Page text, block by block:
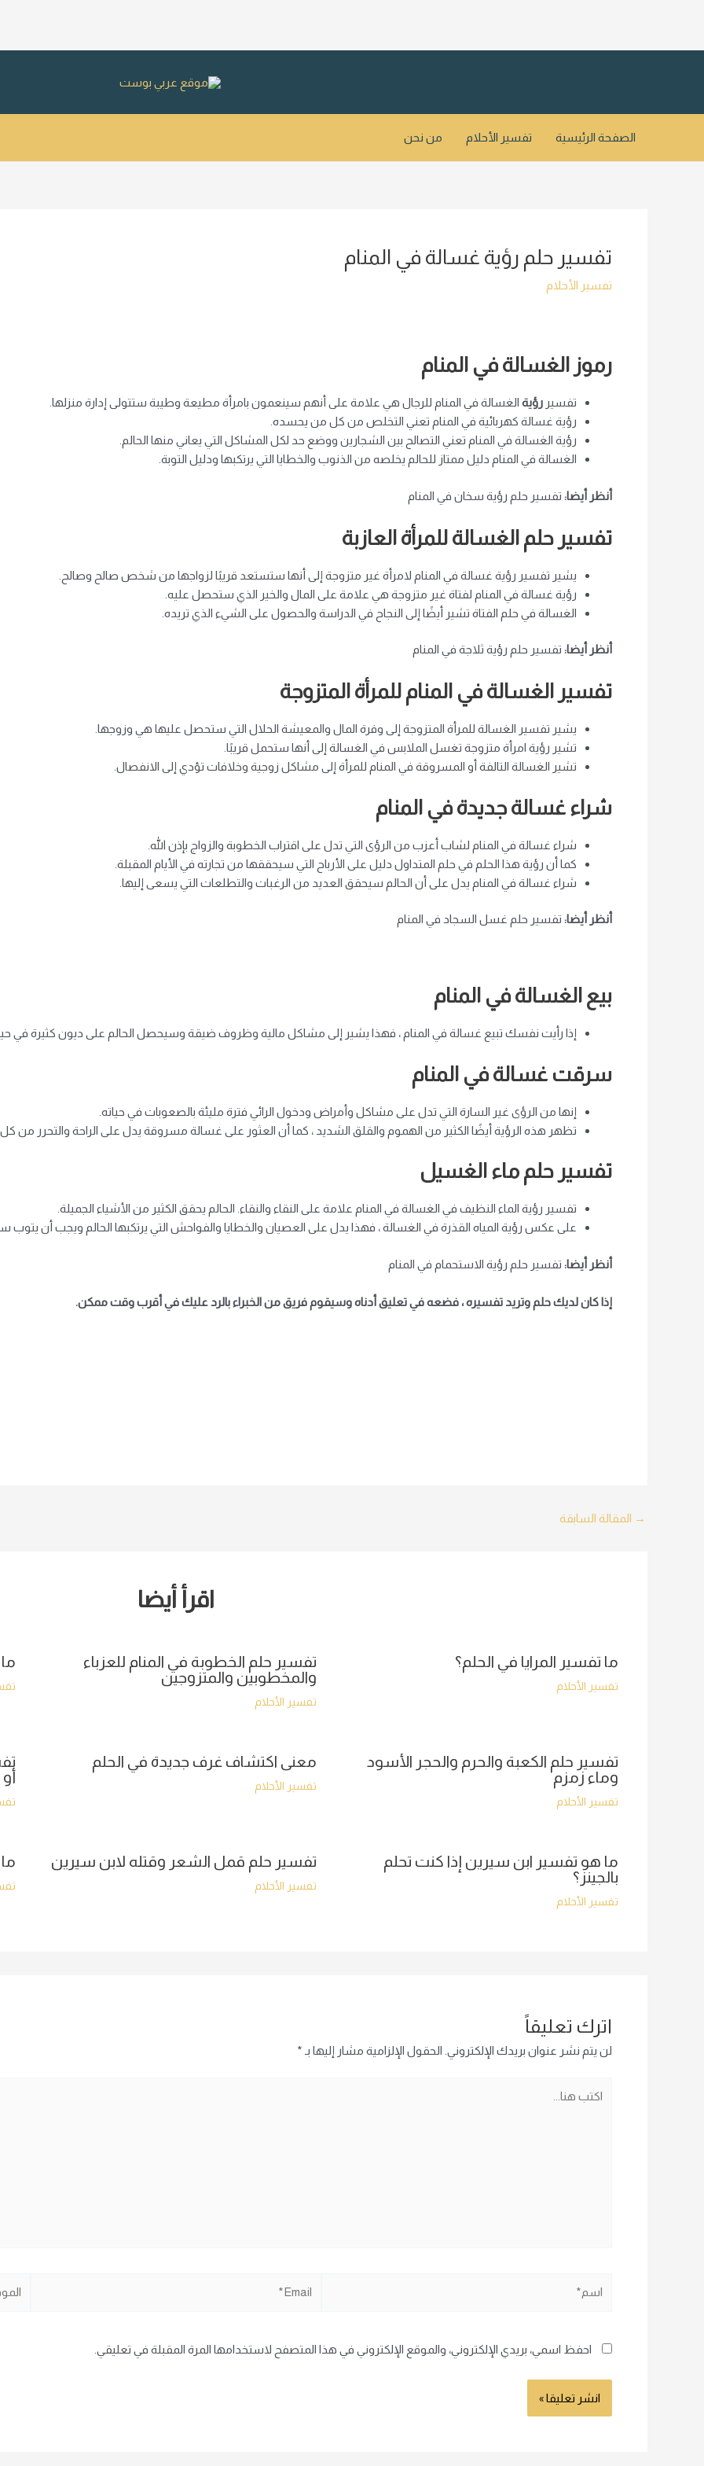
الصفحة الرئيسية تفسير الأحلام من نحن
تفسير حلم رؤية غسالة في المنام
تفسير الأحلام
رموز الغسالة في المنام
تفسير رؤية الغسالة في المنام للرجال هي علامة على أنهم سينعمون بامرأة مطيعة وطيبة ستتولى إدارة منزلها.
رؤية غسالة كهربائية في المنام تعني التخلص من كل من يحسده.
رؤية الغسالة في المنام تعني التصالح بين الشجارين ووضع حد لكل المشاكل التي يعاني منها الحالم.
الغسالة في المنام دليل ممتاز للحالم يخلصه من الذنوب والخطايا التي يرتكبها ودليل التوبة.
أنظر أيضا: تفسير حلم رؤية سخان في المنام
تفسير حلم الغسالة للمرأة العازبة
يشير تفسير رؤية غسالة في المنام لامرأة غير متزوجة إلى أنها ستستعد قريبًا لزواجها من شخص صالح وصالح.
رؤية غسالة في المنام لفتاة غير متزوجة هي علامة على المال والخير الذي ستحصل عليه.
الغسالة في حلم الفتاة تشير أيضًا إلى النجاح في الدراسة والحصول على الشيء الذي تريده.
أنظر أيضا: تفسير حلم رؤية ثلاجة في المنام
تفسير الغسالة في المنام للمرأة المتزوجة
يشير تفسير الغسالة للمرأة المتزوجة إلى وفرة المال والمعيشة الحلال التي ستحصل عليها هي وزوجها.
تشير رؤية امرأة متزوجة تغسل الملابس في الغسالة إلى أنها ستحمل قريبًا.
تشير الغسالة التالفة أو المسروقة في المنام للمرأة إلى مشاكل زوجية وخلافات تؤدي إلى الانفصال.
شراء غسالة جديدة في المنام
شراء غسالة في المنام لشاب أعزب من الرؤى التي تدل على اقتراب الخطوبة والزواج بإذن الله.
كما أن رؤية هذا الحلم في حلم المتداول دليل على الأرباح التي سيحققها من تجارته في الأيام المقبلة.
شراء غسالة في المنام يدل على أن الحالم سيحقق العديد من الرغبات والتطلعات التي يسعى إليها.
أنظر أيضا: تفسير حلم غسل السجاد في المنام
بيع الغسالة في المنام
إذا رأيت نفسك تبيع غسالة في المنام ، فهذا يشير إلى مشاكل مالية وظروف ضيقة وسيحصل الحالم على ديون كثيرة في
سرقت غسالة في المنام
إنها من الرؤى غير السارة التي تدل على مشاكل وأمراض ودخول الرائي فترة مليئة بالصعوبات في حياته.
تظهر هذه الرؤية أيضًا الكثير من الهموم والقلق الشديد ، كما أن العثور على غسالة مسروقة يدل على الراحة والتحرر من
تفسير حلم ماء الغسيل
تفسير رؤية الماء النظيف في الغسالة في المنام علامة على النقاء والنقاء. الحالم يحقق الكثير من الأشياء الجميلة.
على عكس رؤية المياه القذرة في الغسالة ، فهذا يدل على العصيان والخطايا والفواحش التي يرتكبها الحالم ويجب أن يتوب
أنظر أيضا: تفسير حلم رؤية الاستحمام في المنام
إذا كان لديك حلم وتريد تفسيره ، فضعه في تعليق أدناه وسيقوم فريق من الخبراء بالرد عليك في أقرب وقت ممكن.
Post
→ المقالة السابقة
اقرأ أيضا
ما تفسير المرايا في الحلم؟
تفسير الأحلام
تفسير حلم الخطوبة في المنام للعزباء
والمخطوبين والمتزوجين
تفسير الأحلام
تفسير حلم الكعبة والحرم والحجر الأسود
وماء زمزم
تفسير الأحلام
معنى اكتشاف غرف جديدة في الحلم
تفسير الأحلام
ما هو تفسير ابن سيرين إذا كنت تحلم
بالجينز؟
تفسير الأحلام
تفسير حلم قمل الشعر وقتله لابن سيرين
تفسير الأحلام
اترك تعليقاً
لن يتم نشر عنوان بريدك الإلكتروني. الحقول الإلزامية مشار إليها بـ *
هنا...
احفظ اسمي، بريدي الإلكتروني، والموقع الإلكتروني في هذا المتصفح لاستخدامها المرة المقبلة في تعليقي.